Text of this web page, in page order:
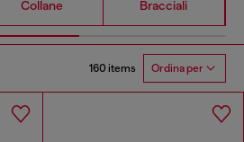
Collane Bracciali
160 items Ordina per